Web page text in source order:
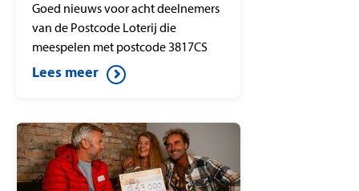
Goed nieuws voor acht deelnemers
van de Postcode Loterij die
meespelen met postcode 3817CS
(Straat: Prinses Julianaplein). Daar is
de Postcode Straatprijs van 25.000
winnaars is ook een nieuwe BMW
verloot. Postcode Loterij-
ambassadeur Gaston Starreveld
verrast de gelukkige winnaars uit
Lees meer